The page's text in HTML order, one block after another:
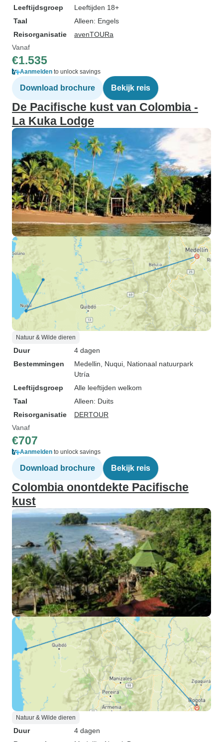
Leeftijdsgroep
Leeftijden 18+
Taal
Alleen: Engels
Reisorganisatie
avenTOURa
Vanaf
€1.535
Aanmelden to unlock savings
Download brochure Bekijk reis
De Pacifische kust van Colombia -
La Kuka Lodge
Natuur & Wilde dieren
Duur
4 dagen
Bestemmingen
Medellin , Nuqui , Nationaal natuurpark
Utría
Leeftijdsgroep
Alle leeftijden welkom
Taal
Alleen: Duits
Reisorganisatie
DERTOUR
Vanaf
€707
Aanmelden to unlock savings
Download brochure Bekijk reis
Colombia onontdekte Pacifische
kust
Natuur & Wilde dieren
Duur
4 dagen